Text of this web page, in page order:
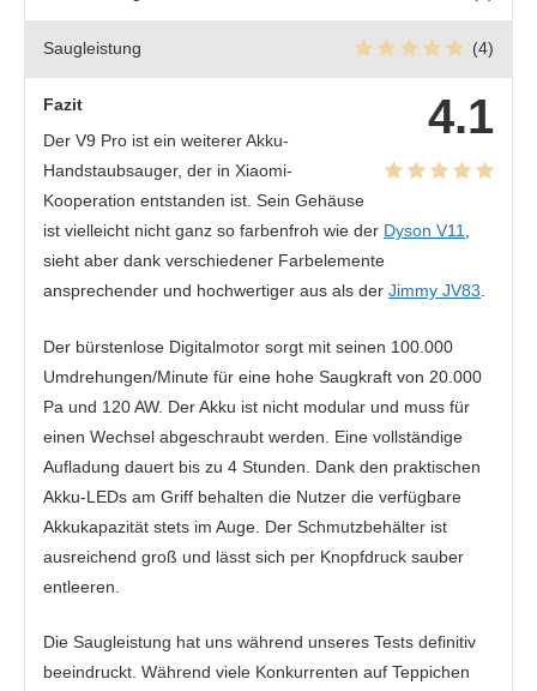
Saugleistung (4)
4.1
Fazit
Der V9 Pro ist ein weiterer Akku-
Handstaubsauger, der in Xiaomi-
Kooperation entstanden ist. Sein Gehäuse
ist vielleicht nicht ganz so farbenfroh wie der Dyson V11,
sieht aber dank verschiedener Farbelemente
ansprechender und hochwertiger aus als der Jimmy JV83.
Der bürstenlose Digitalmotor sorgt mit seinen 100.000
Umdrehungen/Minute für eine hohe Saugkraft von 20.000
Pa und 120 AW. Der Akku ist nicht modular und muss für
einen Wechsel abgeschraubt werden. Eine vollständige
Aufladung dauert bis zu 4 Stunden. Dank den praktischen
Akku-LEDs am Griff behalten die Nutzer die verfügbare
Akkukapazität stets im Auge. Der Schmutzbehälter ist
ausreichend groß und lässt sich per Knopfdruck sauber
entleeren.
Die Saugleistung hat uns während unseres Tests definitiv
beeindruckt. Während viele Konkurrenten auf Teppichen